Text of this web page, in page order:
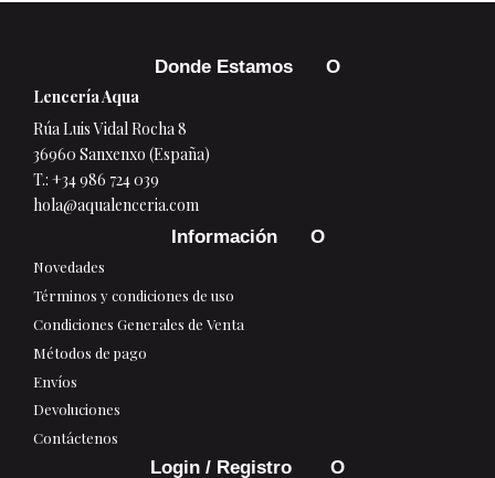
Donde Estamos
Lencería Aqua
Rúa Luis Vidal Rocha 8
36960 Sanxenxo (España)
T.: +34 986 724 039
hola@aqualenceria.com
Información
Novedades
Términos y condiciones de uso
Condiciones Generales de Venta
Métodos de pago
Envíos
Devoluciones
Contáctenos
Login / Registro